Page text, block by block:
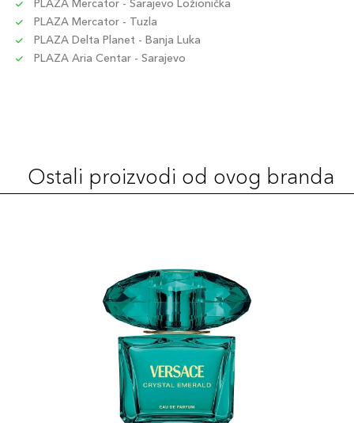
PLAZA Mercator - Sarajevo Ložionička
PLAZA Mercator - Tuzla
PLAZA Delta Planet - Banja Luka
PLAZA Aria Centar - Sarajevo
Ostali proizvodi od ovog branda